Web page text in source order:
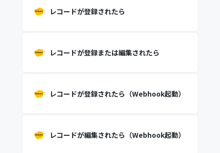
レコードが登録されたら
レコードが登録または編集されたら
レコードが登録されたら（Webhook起動）
レコードが編集されたら（Webhook起動）